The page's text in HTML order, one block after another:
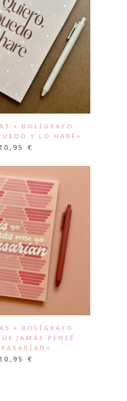
+ BOLÍGRAFO
Y LO HARÉ»
€
+ BOLÍGRAFO
JAMÁS PENSÉ
€